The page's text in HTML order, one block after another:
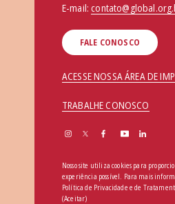
E-mail:
FALE CONOSCO
ACESSE NOSSA ÁREA DE
TRABALHE CONOSCO
Nosso site utiliza cookies para
experiência possível. Para mais
Política de Privacidade e de
(Aceitar)